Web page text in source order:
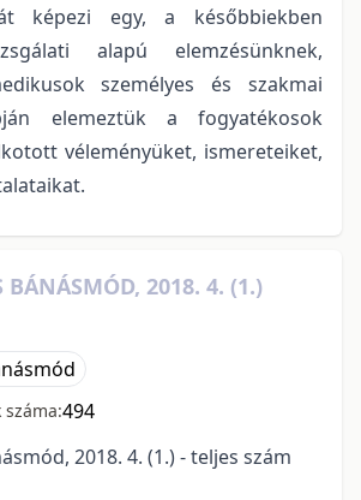
képezi egy, a későbbiekben
alapú elemzésünknek,
személyes és szakmai
elemeztük a fogyatékosok
véleményüket, ismereteiket,
BÁNÁSMÓD, 2018. 4. (1.)
494
2018. 4. (1.) - teljes szám